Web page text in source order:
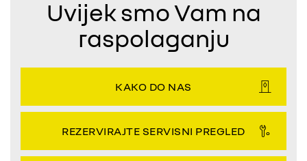
Uvijek smo Vam na
raspolaganju
KAKO DO NAS
REZERVIRAJTE SERVISNI PREGLED